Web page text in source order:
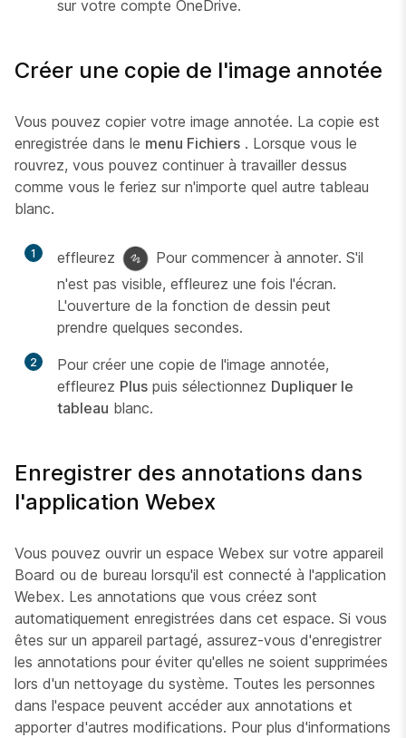
sur votre compte OneDrive.
Créer une copie de l'image annotée
Vous pouvez copier votre image annotée. La copie est
enregistrée dans le menu Fichiers . Lorsque vous le
rouvrez, vous pouvez continuer à travailler dessus
comme vous le feriez sur n'importe quel autre tableau
blanc.
1 effleurez
Pour commencer à annoter. S'il
n'est pas visible, effleurez une fois l'écran.
L'ouverture de la fonction de dessin peut
prendre quelques secondes.
2
Pour créer une copie de l'image annotée,
effleurez Plus puis sélectionnez Dupliquer le
tableau blanc.
Enregistrer des annotations dans
l'application Webex
Vous pouvez ouvrir un espace Webex sur votre appareil
Board ou de bureau lorsqu'il est connecté à l'application
Webex. Les annotations que vous créez sont
automatiquement enregistrées dans cet espace. Si vous
êtes sur un appareil partagé, assurez-vous d'enregistrer
les annotations pour éviter qu'elles ne soient supprimées
lors d'un nettoyage du système. Toutes les personnes
dans l'espace peuvent accéder aux annotations et
apporter d'autres modifications. Pour plus d'informations